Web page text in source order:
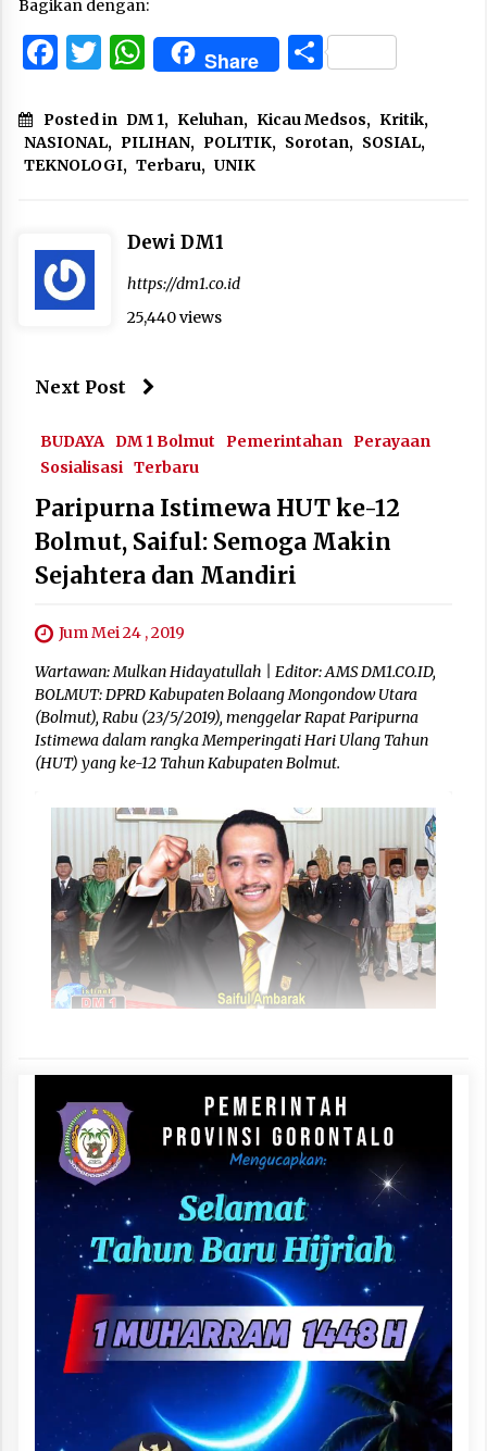
Bagikan dengan:
Facebook
Twitter
WhatsApp
Share Share
Posted in DM 1, Keluhan, Kicau Medsos, Kritik,
NASIONAL, PILIHAN, POLITIK, Sorotan, SOSIAL,
TEKNOLOGI, Terbaru, UNIK
Dewi DM1
https://dm1.co.id
25,440 views
Next Post
BUDAYA DM 1 Bolmut Pemerintahan Perayaan
Sosialisasi Terbaru
Paripurna Istimewa HUT ke-12
Bolmut, Saiful: Semoga Makin
Sejahtera dan Mandiri
Jum Mei 24 , 2019
Wartawan: Mulkan Hidayatullah | Editor: AMS DM1.CO.ID,
BOLMUT: DPRD Kabupaten Bolaang Mongondow Utara
(Bolmut), Rabu (23/5/2019), menggelar Rapat Paripurna
Istimewa dalam rangka Memperingati Hari Ulang Tahun
(HUT) yang ke-12 Tahun Kabupaten Bolmut.